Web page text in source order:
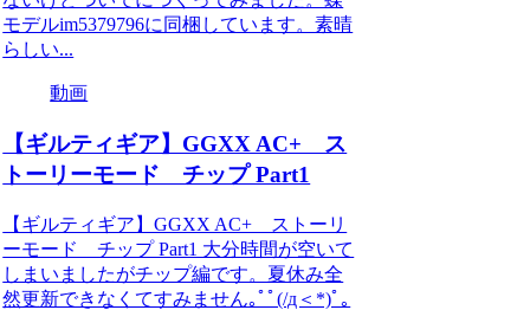
モデルim5379796に同梱しています。素晴
らしい...
動画
【ギルティギア】GGXX AC+ ス
トーリーモード チップ Part1
【ギルティギア】GGXX AC+ ストーリ
ーモード チップ Part1 大分時間が空いて
しまいましたがチップ編です。夏休み全
然更新できなくてすみません｡ﾟﾟ(/д＜*)ﾟ｡